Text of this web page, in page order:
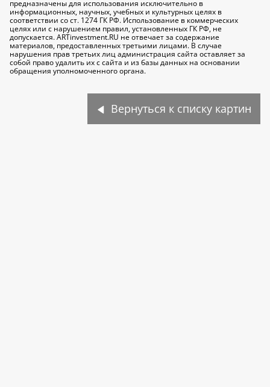
предназначены для использования исключительно в
информационных, научных, учебных и культурных целях в
соответствии со ст. 1274 ГК РФ. Использование в коммерческих
целях или с нарушением правил, установленных ГК РФ, не
допускается. ARTinvestment.RU не отвечает за содержание
материалов, предоставленных третьими лицами. В случае
нарушения прав третьих лиц администрация сайта оставляет за
собой право удалить их с сайта и из базы данных на основании
обращения уполномоченного органа.
Вернуться к списку картин